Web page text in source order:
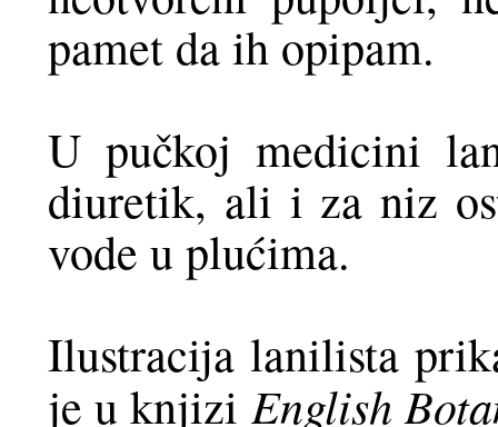
pamet da ih opipam.
U pučkoj medicini
diuretik, ali i za niz
vode u plućima.
Ilustracija lanilista
je u knjizi English